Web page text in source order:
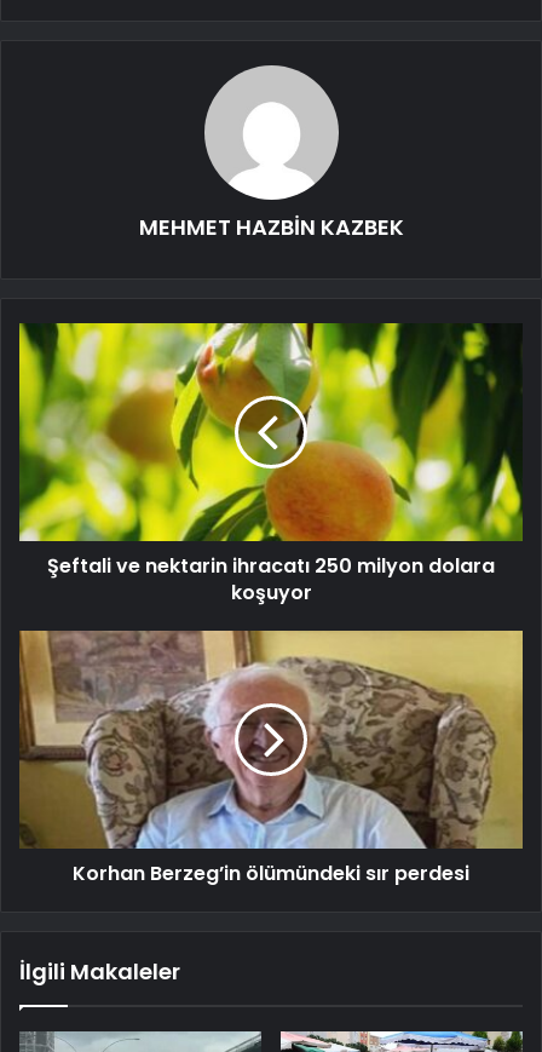
MEHMET HAZBİN KAZBEK
Şeftali ve nektarin ihracatı 250 milyon dolara
koşuyor
Korhan Berzeg’in ölümündeki sır perdesi
İlgili Makaleler